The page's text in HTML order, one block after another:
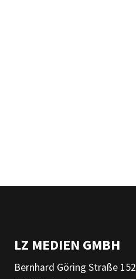
LZ MEDIEN GMBH
Bernhard Göring Straße 152